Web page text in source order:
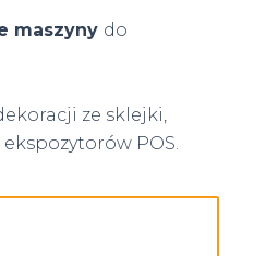
maszyny do
ze sklejki,
POS.